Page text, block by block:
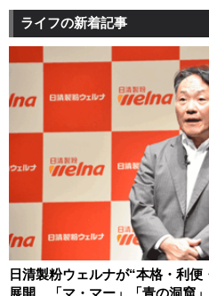
ライフの新着記事
日清製粉ウェルナが“本格・利
展開 「マ・マー」「青の洞窟